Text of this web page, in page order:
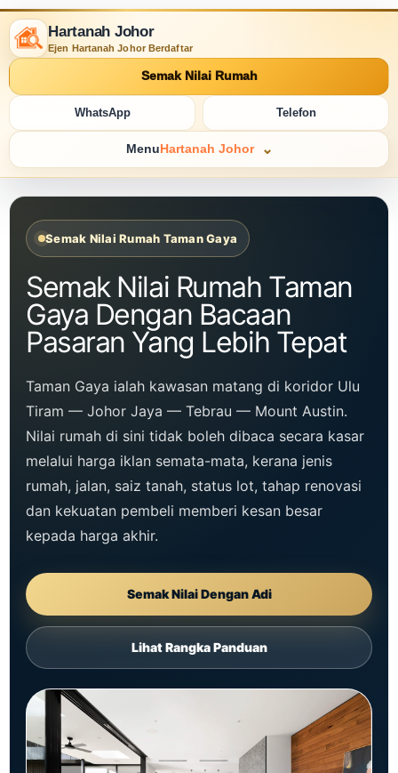
Hartanah Johor
Ejen Hartanah Johor Berdaftar
Semak Nilai Rumah
WhatsApp Telefon
Menu Hartanah Johor
Semak Nilai Rumah Taman Gaya
Semak Nilai Rumah Taman
Gaya Dengan Bacaan
Pasaran Yang Lebih Tepat
Taman Gaya ialah kawasan matang di koridor Ulu
Tiram — Johor Jaya — Tebrau — Mount Austin.
Nilai rumah di sini tidak boleh dibaca secara kasar
melalui harga iklan semata-mata, kerana jenis
rumah, jalan, saiz tanah, status lot, tahap renovasi
dan kekuatan pembeli memberi kesan besar
kepada harga akhir.
Semak Nilai Dengan Adi
Lihat Rangka Panduan